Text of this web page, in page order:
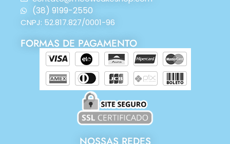
(38) 9199-2550
CNPJ: 52.817.827/0001-96
FORMAS DE PAGAMENTO